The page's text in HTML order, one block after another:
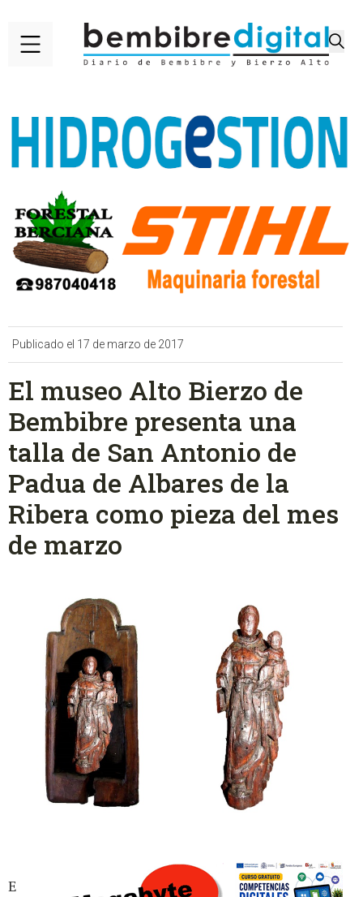
Publicado el 17 de marzo de 2017
El museo Alto Bierzo de
Bembibre presenta una
talla de San Antonio de
Padua de Albares de la
Ribera como pieza del mes
de marzo
E